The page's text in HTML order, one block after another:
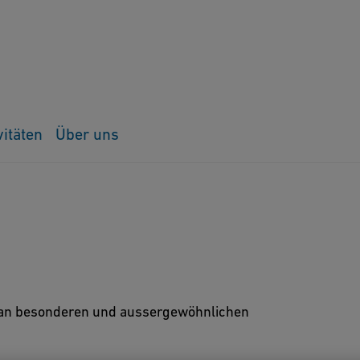
Über uns
besonderen und aussergewöhnlichen